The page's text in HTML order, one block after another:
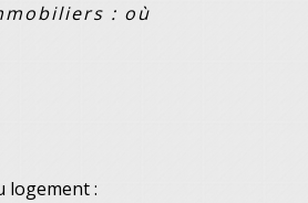
: où
logement :